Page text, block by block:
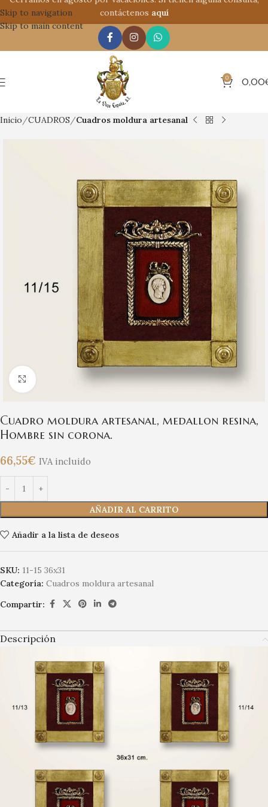
Skip to navigation
Skip to main content
0 0,00
Inicio CUADROS Cuadros moldura artesanal
Clic para ampliar
Cuadro moldura artesanal, medallon resina,
Hombre sin corona.
66,55€ IVA incluido
AÑADIR AL CARRITO
Añadir a la lista de deseos
SKU: 11-15 36x31
Categoría: Cuadros moldura artesanal
Compartir:
Descripción
contáctenos aquí